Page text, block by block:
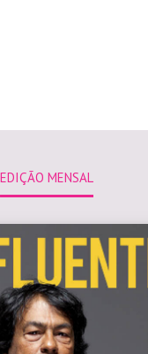
EDIÇÃO MENSAL